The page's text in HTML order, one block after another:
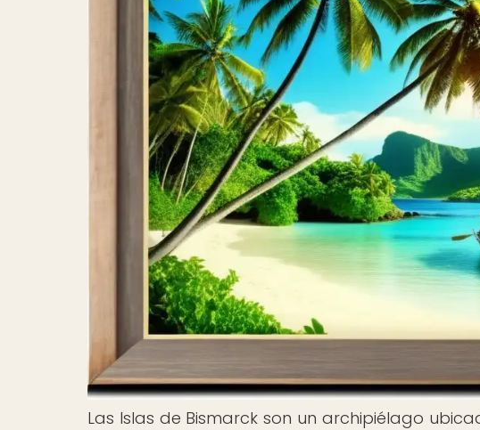
Las Islas de Bismarck son un archipiélago